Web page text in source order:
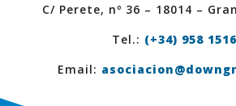
C/ Perete, nº 36 – 18014 –
Tel.: (+34) 958
Email: